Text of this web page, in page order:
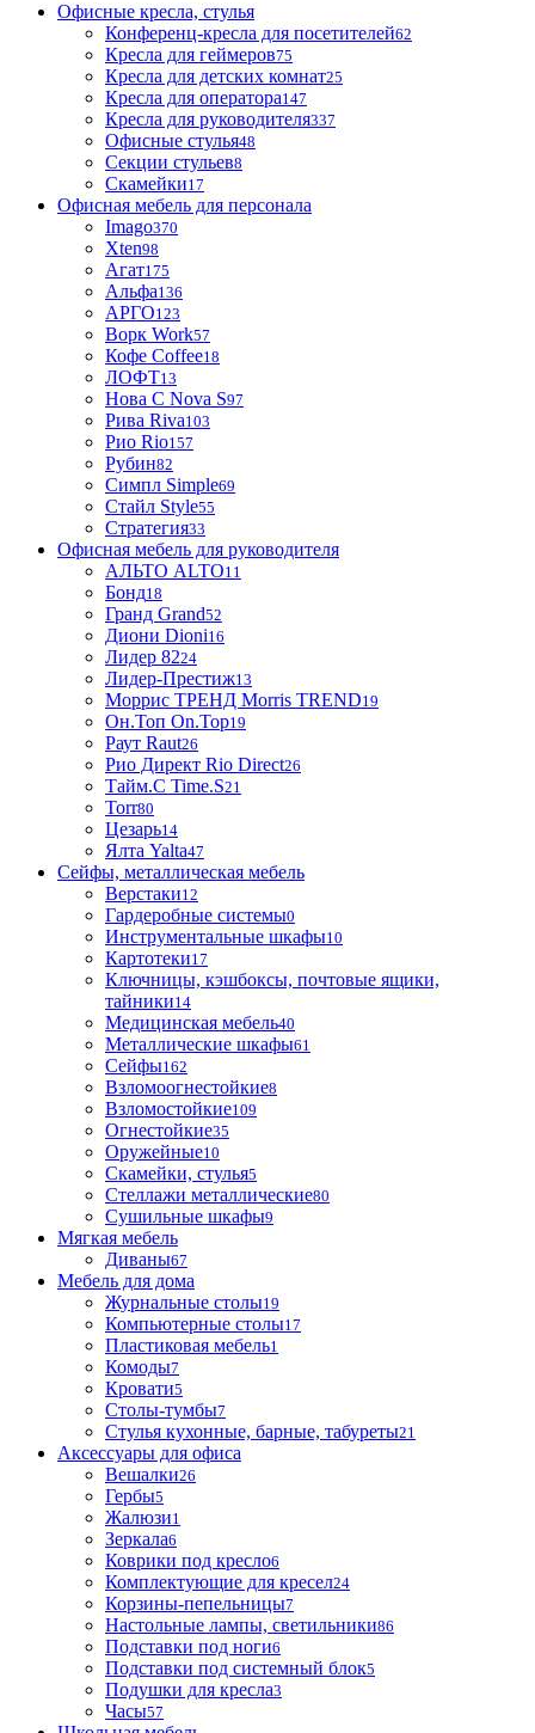
Офисные кресла, стулья
Конференц-кресла для посетителей62
Кресла для геймеров75
Кресла для детских комнат25
Кресла для оператора147
Кресла для руководителя337
Офисные стулья48
Секции стульев8
Скамейки17
Офисная мебель для персонала
Imago370
Xten98
Агат175
Альфа136
АРГО123
Ворк Work57
Кофе Coffee18
ЛОФТ13
Нова С Nova S97
Рива Riva103
Рио Rio157
Рубин82
Симпл Simple69
Стайл Style55
Стратегия33
Офисная мебель для руководителя
АЛЬТО ALTO11
Бонд18
Гранд Grand52
Диони Dioni16
Лидер 8224
Лидер-Престиж13
Моррис ТРЕНД Morris TREND19
Он.Топ On.Top19
Раут Raut26
Рио Директ Rio Direct26
Тайм.С Time.S21
Torr80
Цезарь14
Ялта Yalta47
Сейфы, металлическая мебель
Верстаки12
Гардеробные системы0
Инструментальные шкафы10
Картотеки17
Ключницы, кэшбоксы, почтовые ящики,
тайники14
Медицинская мебель40
Металлические шкафы61
Сейфы162
Взломоогнестойкие8
Взломостойкие109
Огнестойкие35
Оружейные10
Скамейки, стулья5
Стеллажи металлические80
Сушильные шкафы9
Мягкая мебель
Диваны67
Мебель для дома
Журнальные столы19
Компьютерные столы17
Пластиковая мебель1
Комоды7
Кровати5
Столы-тумбы7
Стулья кухонные, барные, табуреты21
Аксессуары для офиса
Вешалки26
Гербы5
Жалюзи1
Зеркала6
Коврики под кресло6
Комплектующие для кресел24
Корзины-пепельницы7
Настольные лампы, светильники86
Подставки под ноги6
Подставки под системный блок5
Подушки для кресла3
Часы57